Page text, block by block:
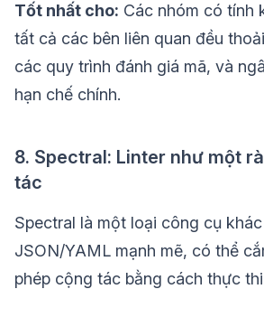
Tốt nhất cho: Các nhóm có tính
tất cả các bên liên quan đều
các quy trình đánh giá mã, và
hạn chế chính.
8. Spectral: Linter như một
tác
Spectral là một loại công cụ
JSON/YAML mạnh mẽ, có thể
phép cộng tác bằng cách thực